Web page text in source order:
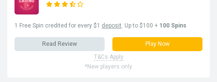
1 Free Spin credited for every $1 deposit . Up to $100 + 100 Spins
Read Review
Play Now
T&Cs Apply
*New players only